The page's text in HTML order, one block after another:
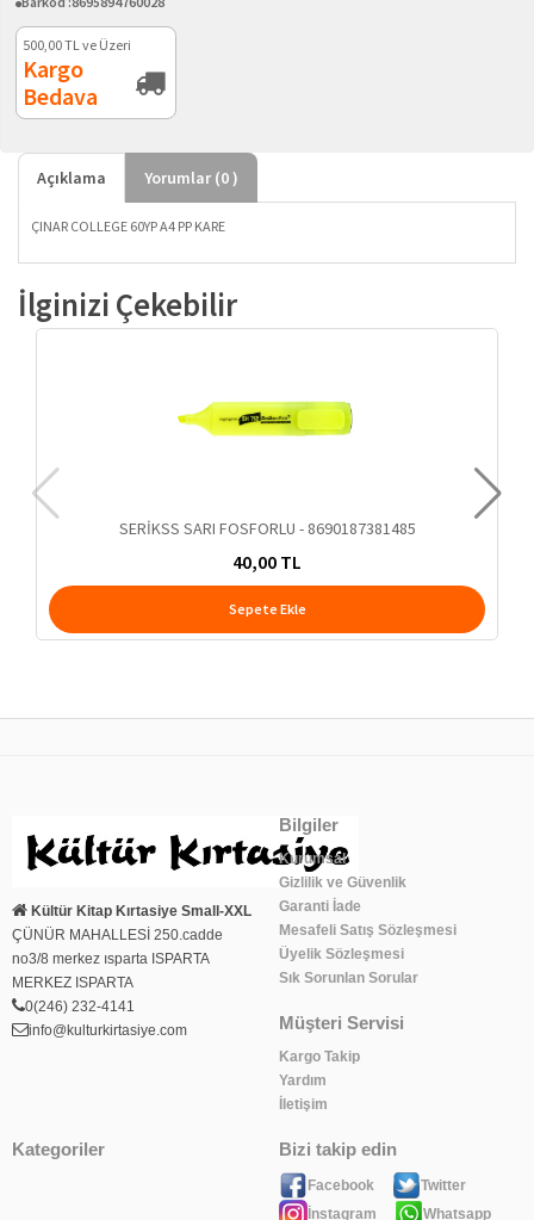
500,00TL ve Üzeri
Kargo
Bedava
Açıklama Yorumlar (0)
ÇINAR COLLEGE 60YP A4 PP KARE
İlginizi Çekebilir
SERİKSS SARI FOSFORLU - 8690187381485
40,00 TL
Sepete Ekle
Kültür Kitap Kırtasiye Small-XXL
ÇÜNÜR MAHALLESİ 250.cadde
no3/8 merkez ısparta ISPARTA
MERKEZ ISPARTA
0(246) 232-4141
info@kulturkirtasiye.com
Bilgiler
Kurumsal
Gizlilik ve Güvenlik
Garanti İade
Mesafeli Satış Sözleşmesi
Üyelik Sözleşmesi
Sık Sorunlan Sorular
Müşteri Servisi
Kargo Takip
Yardım
İletişim
Kategoriler Bizi takip edin
Facebook
Twitter
İnstagram
Whatsapp